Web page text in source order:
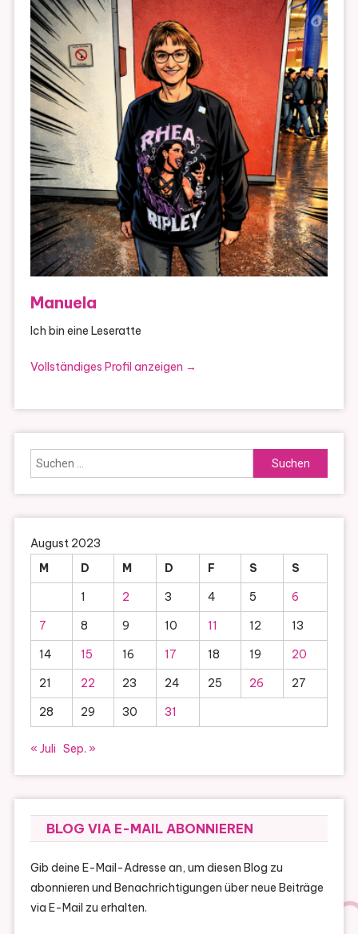
Manuela
Ich bin eine Leseratte
Vollständiges Profil anzeigen →
Suchen
nach:
August 2023
M
D M D F S
S
1
2 3 4 5
6
7
8 9 10 11 12
13
14
15 16 17 18 19
20
21
22 23 24 25 26
27
28
29 30 31
« Juli Sep. »
BLOG VIA E-MAIL ABONNIEREN
Gib deine E-Mail-Adresse an, um diesen Blog zu
abonnieren und Benachrichtigungen über neue Beiträge
via E-Mail zu erhalten.